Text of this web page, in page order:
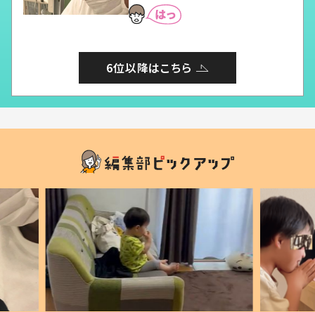
6位以降はこちら